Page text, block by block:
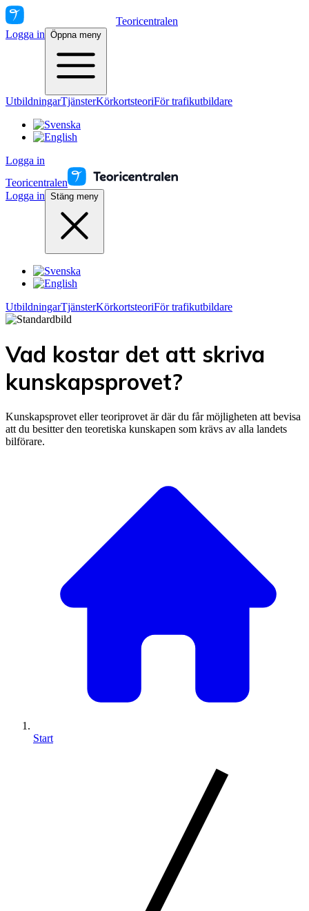
Teoricentralen
Logga in Öppna meny
UtbildningarTjänsterKörkortsteoriFör trafikutbildare
Logga in
Teoricentralen
Logga in Stäng meny
UtbildningarTjänsterKörkortsteoriFör trafikutbildare
Vad kostar det att skriva
kunskapsprovet?
Kunskapsprovet eller teoriprovet är där du får möjligheten att bevisa
att du besitter den teoretiska kunskapen som krävs av alla landets
bilförare.
Start